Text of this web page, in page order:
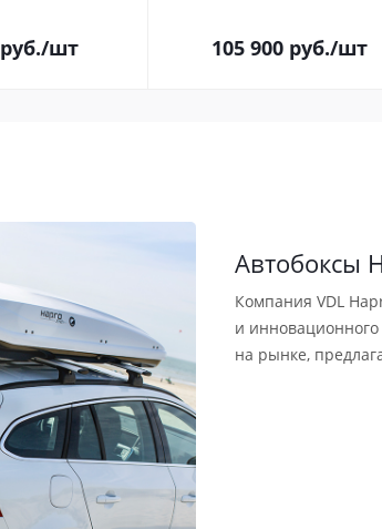
руб./шт 105 900 руб./шт
Автобоксы
Компания VDL
и
на рынке,